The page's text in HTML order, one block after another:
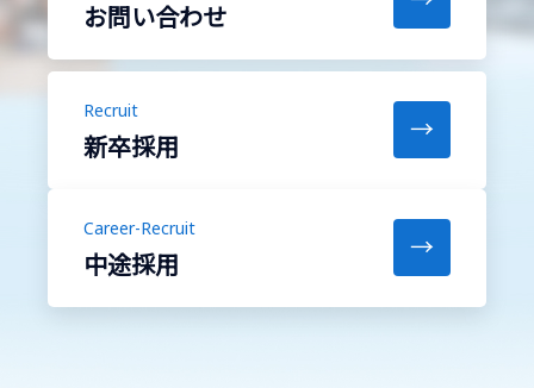
お問い合わせ
Recruit
新卒採用
→
Career-Recruit
中途採用
→